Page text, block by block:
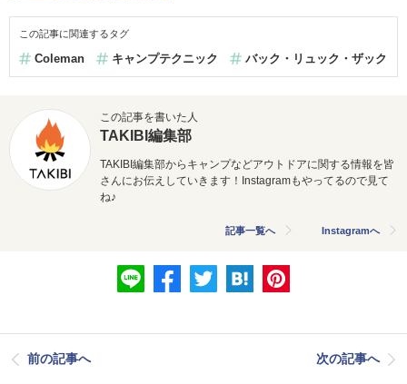
この記事に関連するタグ
Coleman キャンプテクニック バック・リュック・ザック
この記事を書いた人
TAKIBI編集部
TAKIBI編集部からキャンプなどアウトドアに関する情報を皆
さんにお伝えしていきます！Instagramもやってるので見て
ね♪
記事一覧へ Instagramへ
前の記事へ 次の記事へ